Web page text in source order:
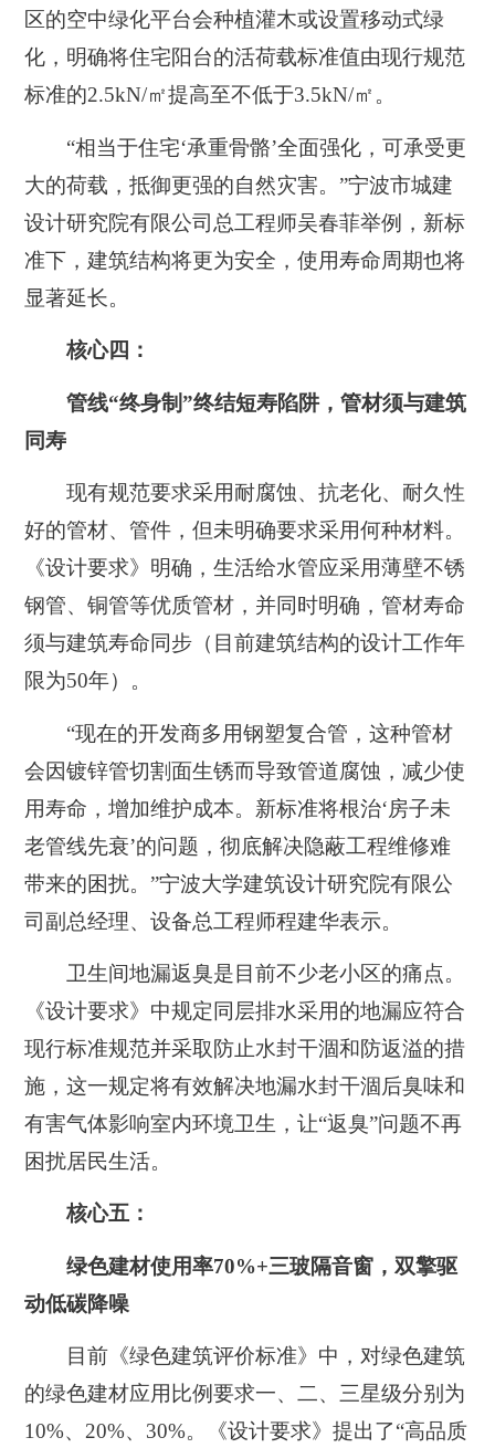
区的空中绿化平台会种植灌木或设置移动式绿
化，明确将住宅阳台的活荷载标准值由现行规范
标准的2.5kN/㎡提高至不低于3.5kN/㎡。
“相当于住宅‘承重骨骼’全面强化，可承受更
大的荷载，抵御更强的自然灾害。”宁波市城建
设计研究院有限公司总工程师吴春菲举例，新标
准下，建筑结构将更为安全，使用寿命周期也将
显著延长。
核心四：
管线“终身制”终结短寿陷阱，管材须与建筑
同寿
现有规范要求采用耐腐蚀、抗老化、耐久性
好的管材、管件，但未明确要求采用何种材料。
《设计要求》明确，生活给水管应采用薄壁不锈
钢管、铜管等优质管材，并同时明确，管材寿命
须与建筑寿命同步（目前建筑结构的设计工作年
限为50年）。
“现在的开发商多用钢塑复合管，这种管材
会因镀锌管切割面生锈而导致管道腐蚀，减少使
用寿命，增加维护成本。新标准将根治‘房子未
老管线先衰’的问题，彻底解决隐蔽工程维修难
带来的困扰。”宁波大学建筑设计研究院有限公
司副总经理、设备总工程师程建华表示。
卫生间地漏返臭是目前不少老小区的痛点。
《设计要求》中规定同层排水采用的地漏应符合
现行标准规范并采取防止水封干涸和防返溢的措
施，这一规定将有效解决地漏水封干涸后臭味和
有害气体影响室内环境卫生，让“返臭”问题不再
困扰居民生活。
核心五：
绿色建材使用率70%+三玻隔音窗，双擎驱
动低碳降噪
目前《绿色建筑评价标准》中，对绿色建筑
的绿色建材应用比例要求一、二、三星级分别为
10%、20%、30%。《设计要求》提出了“高品质